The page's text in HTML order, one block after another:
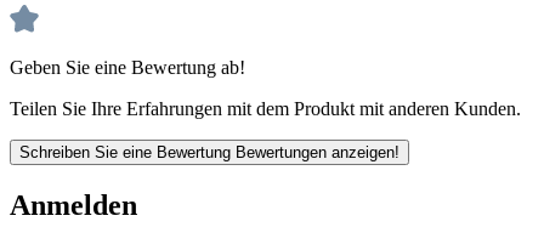
Geben Sie eine Bewertung ab!
Teilen Sie Ihre Erfahrungen mit dem Produkt mit anderen Kunden.
Schreiben Sie eine Bewertung Bewertungen anzeigen!
Anmelden